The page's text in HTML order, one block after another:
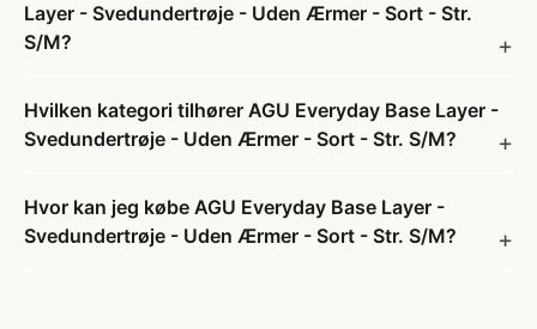
Layer - Svedundertrøje - Uden Ærmer - Sort - Str.
S/M?
Hvilken kategori tilhører AGU Everyday Base Layer -
Svedundertrøje - Uden Ærmer - Sort - Str. S/M?
Hvor kan jeg købe AGU Everyday Base Layer -
Svedundertrøje - Uden Ærmer - Sort - Str. S/M?